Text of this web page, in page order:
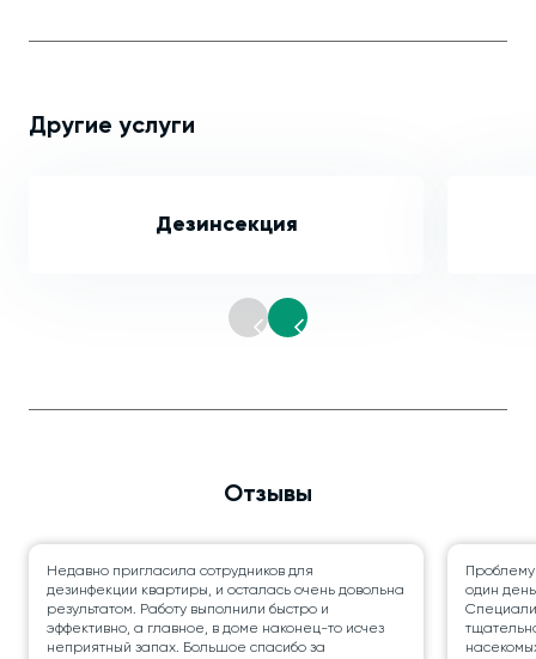
Другие услуги
Дезинсекция
Отзывы
Недавно пригласила сотрудников для
дезинфекции квартиры, и осталась очень довольна
результатом. Работу выполнили быстро и
эффективно, а главное, в доме наконец-то исчез
неприятный запах. Большое спасибо за
один